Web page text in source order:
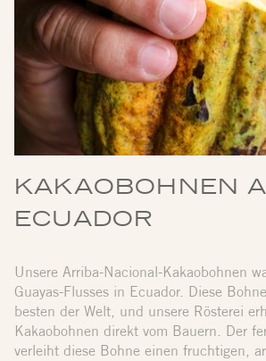
KAKAOBOHNEN
ECUADOR
Unsere Arriba-Nacional-Kakaobohnen
Guayas-Flusses in Ecuador. Diese
besten der Welt, und unsere Rösterei
Kakaobohnen direkt vom Bauern. Der
verleiht diese Bohne einen fruchtigen,